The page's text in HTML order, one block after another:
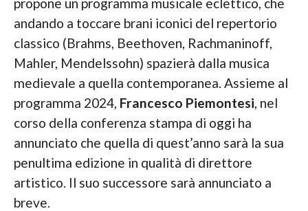
andando a toccare brani iconici del repertorio
classico (Brahms, Beethoven, Rachmaninoff,
Mahler, Mendelssohn) spazierà dalla musica
medievale a quella contemporanea. Assieme al
programma 2024, Francesco Piemontesi , nel
corso della conferenza stampa di oggi ha
annunciato che quella di quest’anno sarà la sua
penultima edizione in qualità di direttore
artistico. Il suo successore sarà annunciato a
breve.